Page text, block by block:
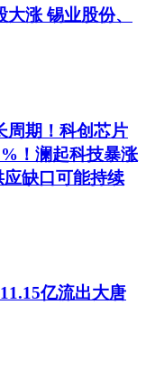
涨 锡业股份、
周期！科创芯片
！澜起科技暴涨
缺口可能持续
亿流出大唐